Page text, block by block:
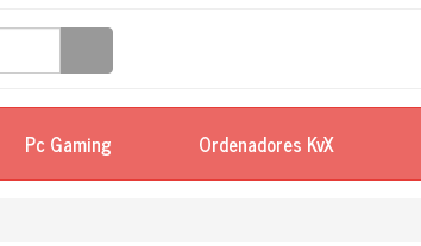
Pc Gaming Ordenadores KvX